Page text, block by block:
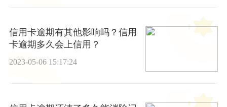
信用卡逾期有其他影响吗？信用
卡逾期多久会上信用？
2023-05-06 15:17:24